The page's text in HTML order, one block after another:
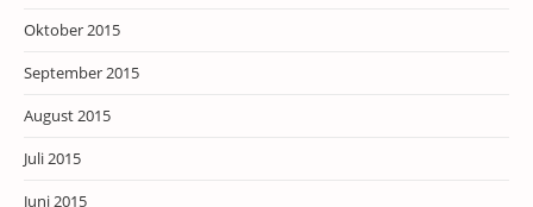
Oktober 2015
September 2015
August 2015
Juli 2015
Juni 2015